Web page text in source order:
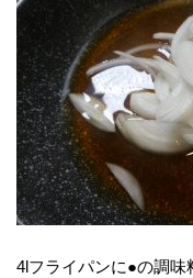
4lフライパンに●の調味